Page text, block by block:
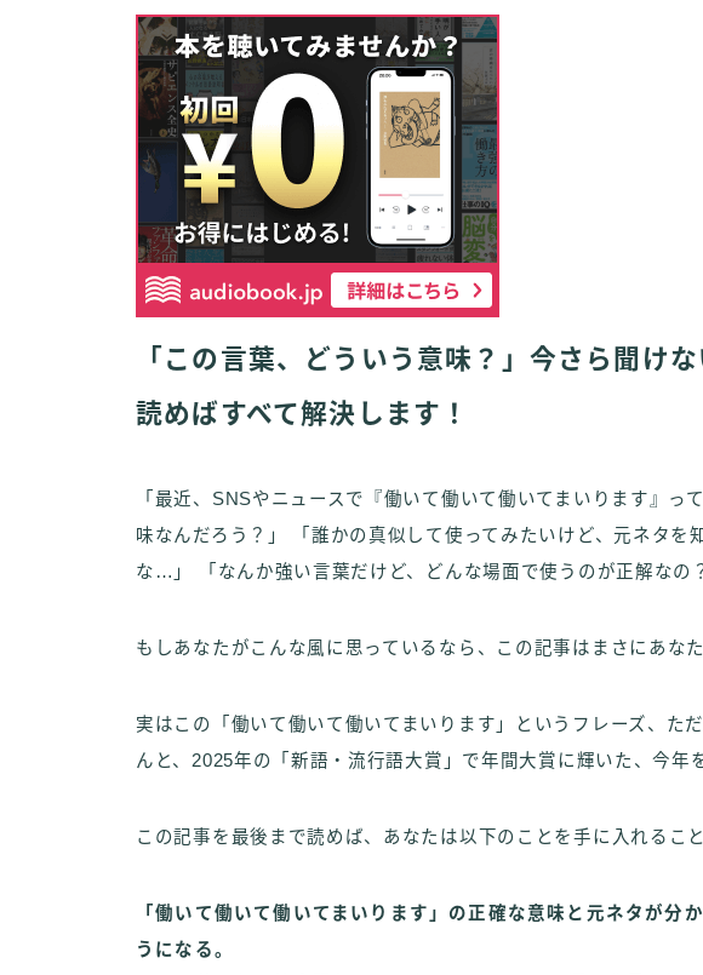
「この言葉、どういう意味？」今さら聞け
読めばすべて解決します！
「最近、SNSやニュースで『働いて働いて働いてまいります』っ
味なんだろう？」 「誰かの真似して使ってみたいけど、元ネタを
な…」 「なんか強い言葉だけど、どんな場面で使うのが正解なの
もしあなたがこんな風に思っているなら、この記事はまさにあな
実はこの「働いて働いて働いてまいります」というフレーズ、た
んと、2025年の「新語・流行語大賞」で年間大賞に輝いた、今年
この記事を最後まで読めば、あなたは以下のことを手に入れるこ
「働いて働いて働いてまいります」の正確な意味と元ネタが分
うになる。